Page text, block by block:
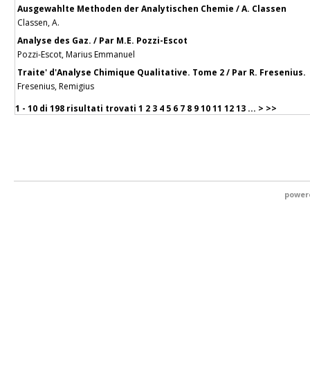
Ausgewahlte Methoden der Analytischen Chemie / A. Classen
Classen, A.
Analyse des Gaz. / Par M.E. Pozzi-Escot
Pozzi-Escot, Marius Emmanuel
Traite' d'Analyse Chimique Qualitative. Tome 2 / Par R. Fresenius.
Fresenius, Remigius
1 - 10 di 198 risultati trovati 1 2 3 4 5 6 7 8 91011 1213 ... > >>